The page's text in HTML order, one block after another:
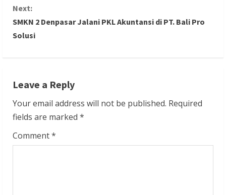
n
t
u
e
R
Next:
SMKN 2 Denpasar Jalani PKL Akuntansi di PT. Bali Pro
Solusi
Leave a Reply
Your email address will not be published. Required
fields are marked *
Comment*